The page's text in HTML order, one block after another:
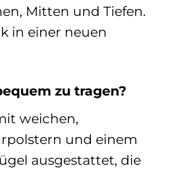
Mitten und Tiefen.
in einer neuen
zu tragen?
weichen,
und einem
ausgestattet, die